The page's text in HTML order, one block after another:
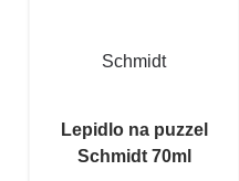
Schmidt
Lepidlo na puzzel
Schmidt 70ml